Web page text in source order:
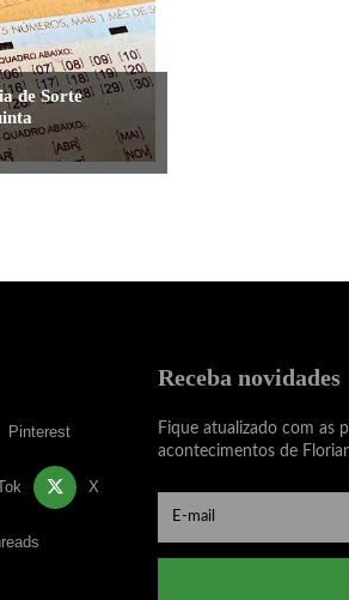
de Sorte
Pinterest
X
Receba novidades
Fique atualizado com as
acontecimentos de